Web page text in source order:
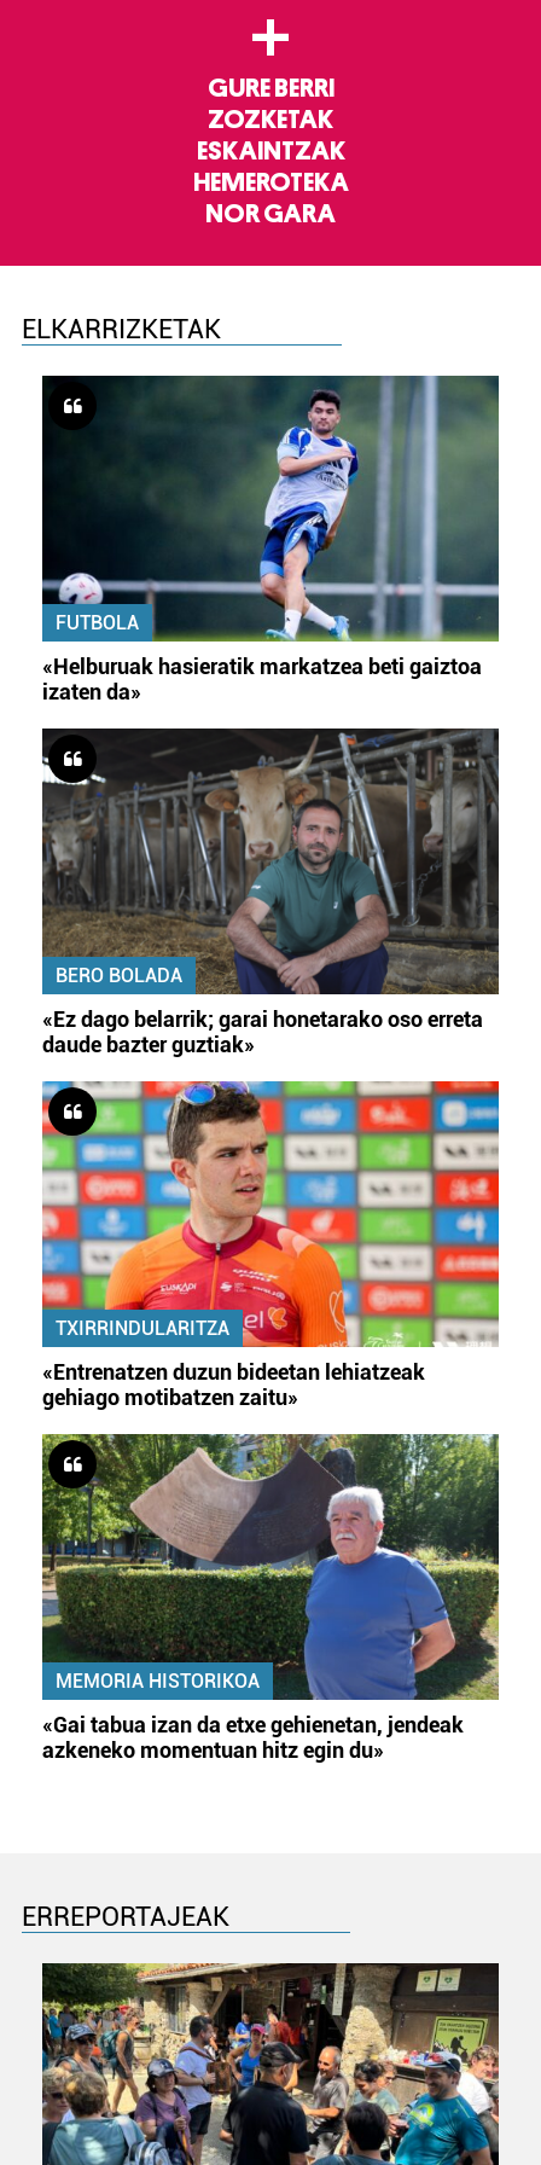
+
GURE BERRI
ZOZKETAK
ESKAINTZAK
HEMEROTEKA
NOR GARA
ELKARRIZKETAK
FUTBOLA
«Helburuak hasieratik markatzea beti gaiztoa
izaten da»
BERO BOLADA
«Ez dago belarrik; garai honetarako oso erreta
daude bazter guztiak»
TXIRRINDULARITZA
«Entrenatzen duzun bideetan lehiatzeak
gehiago motibatzen zaitu»
MEMORIA HISTORIKOA
«Gai tabua izan da etxe gehienetan, jendeak
azkeneko momentuan hitz egin du»
ERREPORTAJEAK